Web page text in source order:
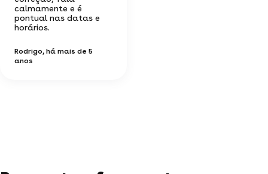
calmamente e é
pontual nas datas e
horários.
Rodrigo, há mais de 5
anos